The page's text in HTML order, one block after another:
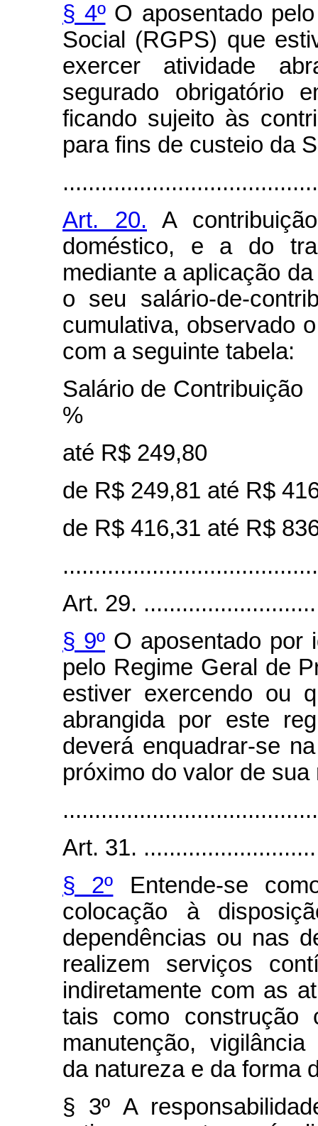
§ 4ºO aposentado
Social (RGPS) que
exercer atividade
segurado obrigatório
ficando sujeito às
para fins de custeio da
Art. 20. A
doméstico, e a do
mediante a aplicação
o seu salário-de-
cumulativa, observado
com a seguinte tabela:
Salário de
%
até R$
de R$ 249,81
de R$ 416,31
Art. 29.
§ 9º O aposentado por
pelo Regime Geral de
estiver exercendo ou
abrangida por este
deverá enquadrar-se
próximo do valor de
Art. 31.
§ 2º Entende-se
colocação à
dependências ou nas
realizem serviços
indiretamente com as
tais como construção
manutenção,
da natureza e da forma
§ 3º A